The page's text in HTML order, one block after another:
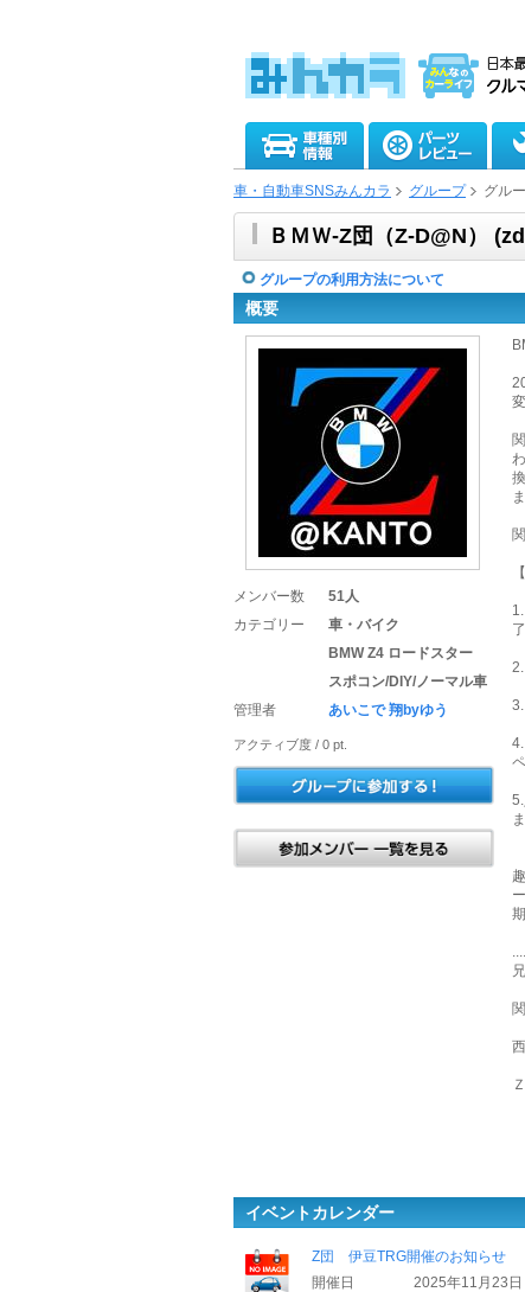
車・自動車SNSみんカラ グループ グル
ＢＭＷ-Z団（Z-D@N）
グループの利用方法について
概要
メンバー数
51人
カテゴリー
車・バイク
BMW Z4 ロードスター
スポコン/DIY/ノーマル車
管理者
あいこで 翔byゆう
アクティブ度 / 0 pt.
イベントカレンダー
Z団 伊豆TRG開催のお知らせ
開催日
2025年11月23日